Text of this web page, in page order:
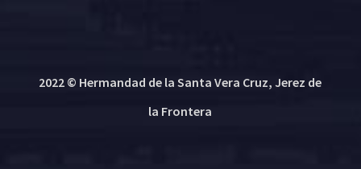
2022 © Hermandad de la Santa Vera Cruz, Jerez de
la Frontera